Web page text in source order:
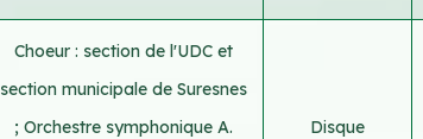
Choeur : section de l'UDC et
section municipale de Suresnes
; Orchestre symphonique A.
Disque